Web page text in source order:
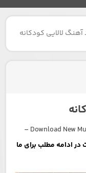
آهنگ لالایی کودکانه
Download New
–
ادامه مطلب برای ما